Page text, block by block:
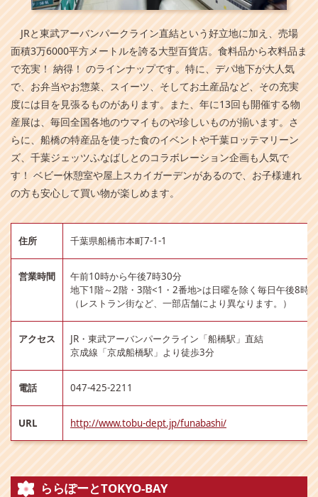
JRと東武アーバンパークライン直結という好立地に加え、売場
面積3万6000平方メートルを誇る大型百貨店。食料品から衣料品ま
で充実！ 納得！ のラインナップです。特に、デパ地下が大人気
で、お弁当やお惣菜、スイーツ、そしてお土産品など、その充実
度には目を見張るものがあります。また、年に13回も開催する物
産展は、毎回全国各地のウマイものや珍しいものが揃います。さ
らに、船橋の特産品を使った食のイベントや千葉ロッテマリーン
ズ、千葉ジェッツふなばしとのコラボレーション企画も人気で
す！ ベビー休憩室や屋上スカイガーデンがあるので、お子様連れ
の方も安心して買い物が楽しめます。
住所 千葉県船橋市本町7-1-1
営業時間
午前10時から午後7時30分
地下1階～2階・3階<1・2番地>は日曜を除く毎日午後8時
（レストラン街など、一部店舗により異なります。）
アクセス
JR・東武アーバンパークライン「船橋駅」直結
京成線「京成船橋駅」より徒歩3分
電話 047-425-2211
URL http://www.tobu-dept.jp/funabashi/
ららぽーとTOKYO-BAY